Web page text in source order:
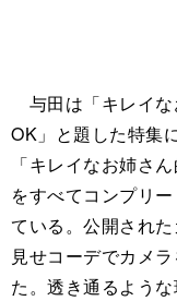
与田は「キレイな
OK」と題した特集
「キレイなお姉さ
をすべてコンプリ
ている。公開され
見せコーデでカメ
た。透き通るよう